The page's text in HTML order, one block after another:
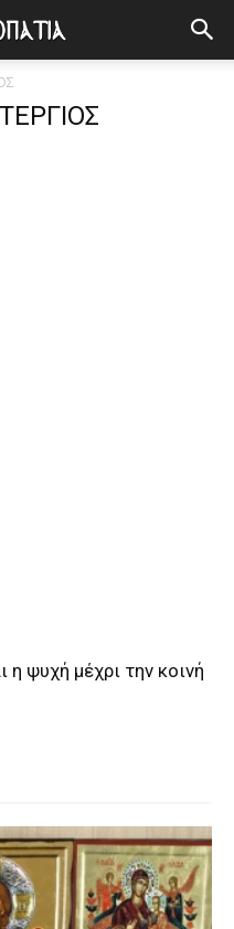
η ψυχή μέχρι την κοινή